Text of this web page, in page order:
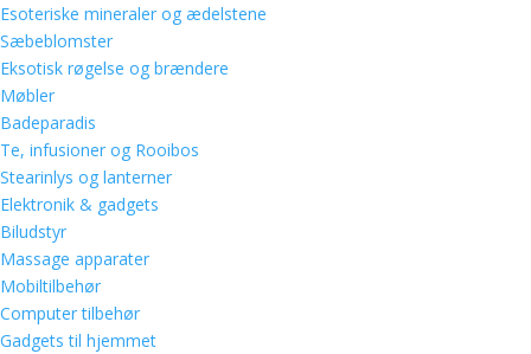
Esoteriske mineraler og ædelstene
Sæbeblomster
Eksotisk røgelse og brændere
Møbler
Badeparadis
Te, infusioner og Rooibos
Stearinlys og lanterner
Elektronik & gadgets
Biludstyr
Massage apparater
Mobiltilbehør
Computer tilbehør
Gadgets til hjemmet